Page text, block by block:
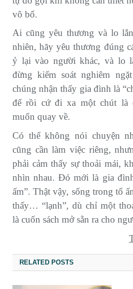
vô bổ.
Ai cũng yêu thương và lo
nhiên, hãy yêu thương đúng
ỷ lại vào người khác, và lo
đừng kiểm soát nghiêm
chúng nhận thấy gia đình là
để rồi cứ đi xa một chút là
muốn quay về.
Có thể không nói chuyện
cũng cần làm việc riêng,
phải cảm thấy sự thoải mái,
nhìn nhau. Đó mới là gia
ấm”. Thật vậy, sống trong tổ
thấy… “lạnh”, dù chỉ một
là cuốn sách mở sẵn ra cho
RELATED POSTS